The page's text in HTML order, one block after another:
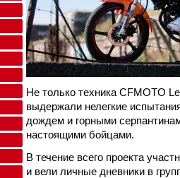
Не только техника CFMOTO
выдержали нелегкие
дождем и горными
настоящими бойцами.
В течение всего проекта
и вели личные дневники в